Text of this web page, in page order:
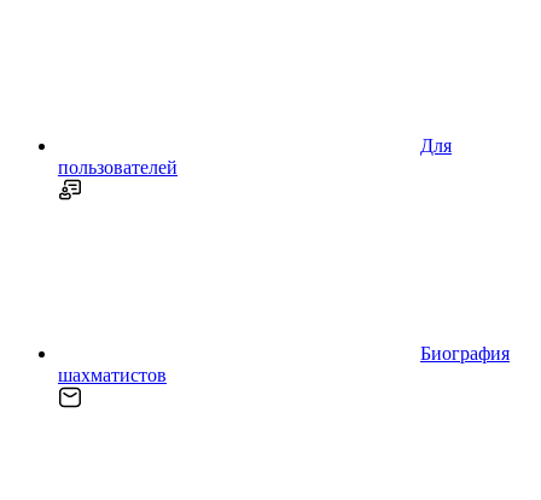
Для
пользователей
Биография
шахматистов